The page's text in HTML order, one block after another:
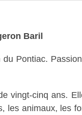
Baril
Pontiac.
vingt-cinq ans.
les animaux, les